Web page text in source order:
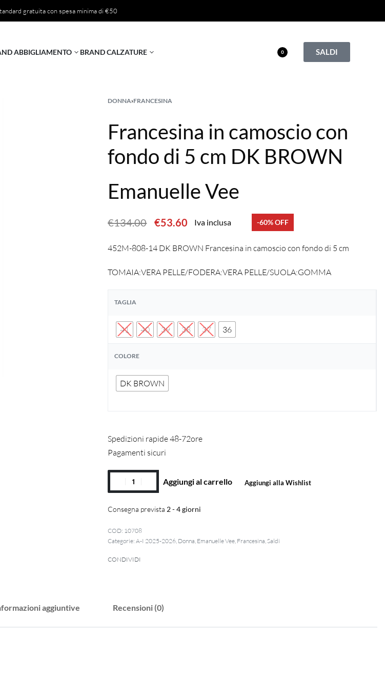
gratuita con spesa minima di €50
ABBIGLIAMENTO BRAND CALZATURE 0 SALDI
DONNA›FRANCESINA
Francesina in camoscio con
fondo di 5 cm DK BROWN
Emanuelle Vee
€134.00 €53.60 Iva inclusa -60% OFF
452M-808-14 DK BROWN Francesina in camoscio con fondo di 5 cm
TOMAIA:VERA PELLE/FODERA:VERA PELLE/SUOLA:GOMMA
TAGLIA
41 40 39 38 37 36
COLORE
DK BROWN
Spedizioni rapide 48-72ore
Pagamenti sicuri
Aggiungi al carrello Aggiungi alla Wishlist
Consegna prevista 2 - 4 giorni
10708
Categorie:A-I 2025-2026, Donna, Emanuelle Vee, Francesina,Saldi
CONDIVIDI
aggiuntive Recensioni (0)